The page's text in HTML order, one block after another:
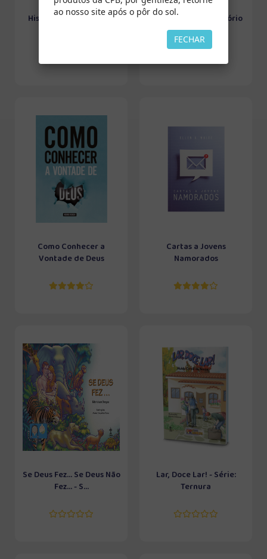
Histórias de Minha Avó
O Sacerdócio Expiatório
de Jesus Cristo
Como Conhecer a
Vontade de Deus
Cartas a Jovens
Namorados
Se Deus Fez... Se Deus Não
Fez... - S...
Lar, Doce Lar! - Série:
Ternura
ao nosso site após o pôr do sol.
FECHAR